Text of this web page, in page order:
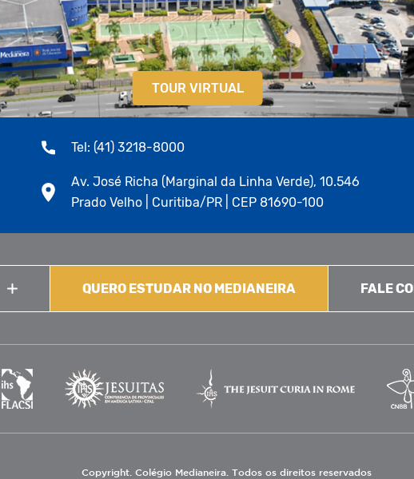
TOUR VIRTUAL
Tel: (41) 3218-8000
Av. José Richa (Marginal da Linha Verde), 10.546
Prado Velho | Curitiba/PR | CEP 81690-100
QUERO ESTUDAR NO MEDIANEIRA FALE
Copyright. Colégio Medianeira. Todos os direitos reservados